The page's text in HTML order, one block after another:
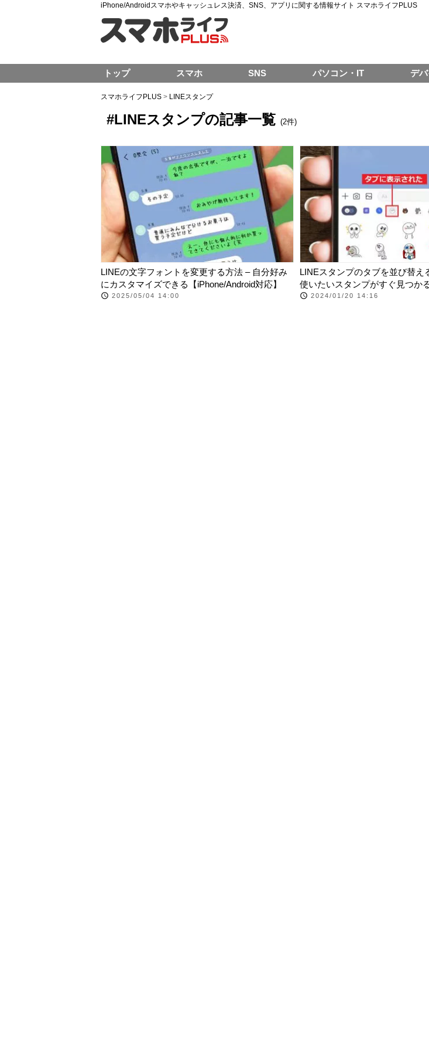
iPhone/Androidスマホやキャッシュレス決済、SNS、アプリに関する情報サイト スマホライフPLUS
スマホライフPLUS > LINEスタンプ
#LINEスタンプの記事一覧 (2件)
LINEの文字フォントを変更する方法 – 自分好み
にカスタマイズできる【iPhone/Android対応】
2025/05/04 14:00
LINEスタンプのタブを並び替え
使いたいスタンプがすぐ見つか
2024/01/20 14:16
トップ スマホ SNS パソコン・IT デ